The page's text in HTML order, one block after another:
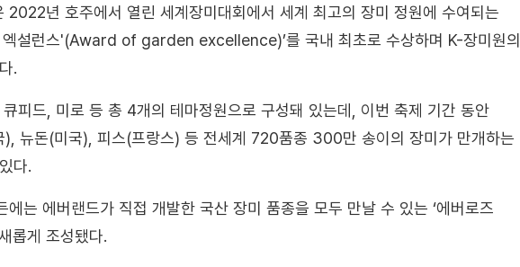
2022년 호주에서 열린 세계장미대회에서 세계 최고의 장미 정원에 수여되는
엑설런스'(Award of garden excellence)’를 국내 최초로 수상하며 K-장미원의
.
피드, 미로 등 총 4개의 테마정원으로 구성돼 있는데, 이번 축제 기간 동안
), 뉴돈(미국), 피스(프랑스) 등 전세계 720품종 300만 송이의 장미가 만개하는
다.
에는 에버랜드가 직접 개발한 국산 장미 품종을 모두 만날 수 있는 ‘에버로즈
롭게 조성됐다.